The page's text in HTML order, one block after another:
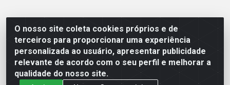
O nosso site coleta cookies próprios e de
terceiros para proporcionar uma experiência
personalizada ao usuário, apresentar publicidade
relevante de acordo com o seu perfil e melhorar a
qualidade do nosso site.
Abreu & Silva - Rua Padre Jose de Souza Leite, 265 - Ariado,
Olho D'Água das Flores/AL - CEP 57.442-000 - CNPJ
04.790.656/0001-06